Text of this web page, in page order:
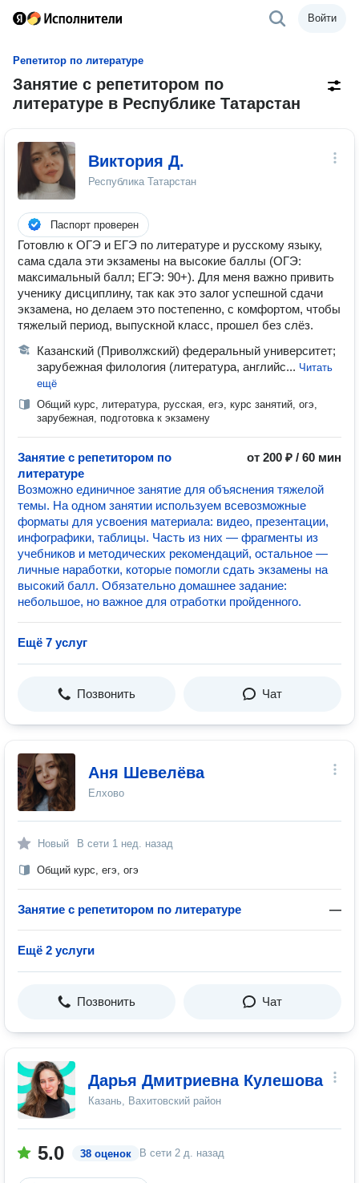
Войти
Репетитор по литературе
Занятие с репетитором по
литературе в Республике Татарстан
Виктория Д.
Республика Татарстан
Паспорт проверен
Готовлю к ОГЭ и ЕГЭ по литературе и русскому языку,
сама сдала эти экзамены на высокие баллы (ОГЭ:
максимальный балл; ЕГЭ: 90+). Для меня важно привить
ученику дисциплину, так как это залог успешной сдачи
экзамена, но делаем это постепенно, с комфортом, чтобы
тяжелый период, выпускной класс, прошел без слёз.
Казанский (Приволжский) федеральный университет;
зарубежная филология (литература, английс... Читать
ещё
Общий курс, литература, русская, егэ, курс занятий, огэ,
зарубежная, подготовка к экзамену
Занятие с репетитором по
литературе
от 200 ₽ / 60 мин
Возможно единичное занятие для объяснения тяжелой
темы. На одном занятии используем всевозможные
форматы для усвоения материала: видео, презентации,
инфографики, таблицы. Часть из них — фрагменты из
учебников и методических рекомендаций, остальное —
личные наработки, которые помогли сдать экзамены на
высокий балл. Обязательно домашнее задание:
небольшое, но важное для отработки пройденного.
Ещё 7 услуг
Позвонить Чат
Аня Шевелёва
Елхово
Новый В сети 1 нед. назад
Общий курс, егэ, огэ
Занятие с репетитором по литературе —
Ещё 2 услуги
Позвонить Чат
Дарья Дмитриевна Кулешова
Казань, Вахитовский район
5.0 38 оценок В сети 2 д. назад